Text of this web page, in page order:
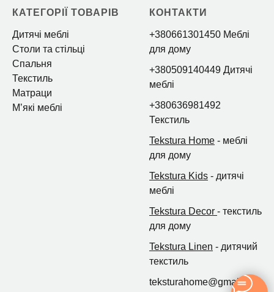
КАТЕГОРІЇ ТОВАРІВ
Дитячі меблі
Столи та стільці
Спальня
Текстиль
Матраци
Мʼякі меблі
КОНТАКТИ
+380661301450 Меблі
для дому
+380509140449 Дитячі
меблі
+380636981492
Текстиль
Tekstura Home - меблі
для дому
Tekstura Kids - дитячі
меблі
Tekstura Decor - текстиль
для дому
Tekstura Linen - дитячий
текстиль
teksturahome@gmail.com